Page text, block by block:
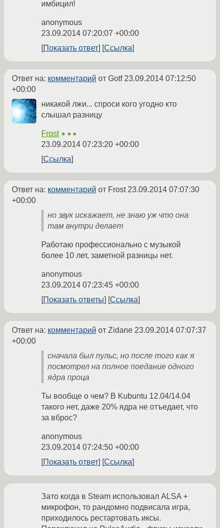
имбицил!
anonymous
23.09.2014 07:20:07 +00:00
Показать ответ
Ссылка
Ответ на: комментарий от Gotf 23.09.2014 07:12:50
+00:00
никакой лжи... спроси кого угодно кто
слышал разницу
Frost ★★★
23.09.2014 07:23:20 +00:00
Ссылка
Ответ на: комментарий от Frost 23.09.2014 07:07:30
+00:00
но звук искажает, не знаю уж что она
там внутри делает
Работаю профессионально с музыкой
более 10 лет, заметной разницы нет.
anonymous
23.09.2014 07:23:45 +00:00
Показать ответы
Ссылка
Ответ на: комментарий от Zidane 23.09.2014 07:07:37
+00:00
сначала был пульс, но после того как я
посмотрел на полное поедание одного
ядра проца
Ты вообще о чем? В Kubuntu 12.04/14.04
такого нет, даже 20% ядра не отъедает, что
за вброс?
anonymous
23.09.2014 07:24:50 +00:00
Показать ответ
Ссылка
Зато когда в Steam использовал ALSA +
микрофон, то рандомно подвисала игра,
приходилось рестартовать иксы.